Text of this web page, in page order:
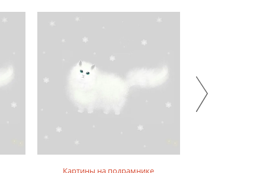
Картины на подрамнике